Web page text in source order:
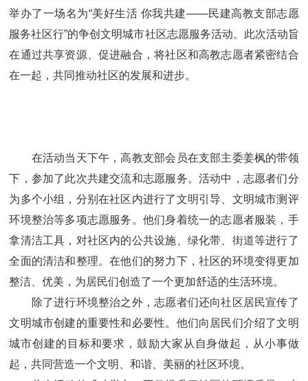
举办了一场名为“美好生活 你我共建——民建高教支部志愿
服务社区行”的争创文明城市社区志愿服务活动。此次活动旨
在通过共享资源、促进融合，将社区和高教志愿者紧密结合
在一起，共同推动社区的发展和进步。
在活动当天下午，高教支部会员在支部主委姜枫的带领
下，参加了此次共建交流和志愿服务。活动中，志愿者们分
为多个小组，分别在社区内进行了文明引导、文明城市测评
环境整治等多项志愿服务。他们身着统一的志愿者服装，手
拿清洁工具，对社区内的公共设施、绿化带、街道等进行了
全面的清洁和整理。在他们的努力下，社区的环境变得更加
整洁、优美，为居民们创造了一个更加舒适的生活环境。
除了进行环境整治之外，志愿者们还向社区居民宣传了
文明城市创建的重要性和必要性。他们向居民们介绍了文明
城市创建的目标和要求，鼓励大家从自身做起，从小事做
起，共同营造一个文明、和谐、美丽的社区环境。